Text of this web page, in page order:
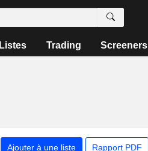
Listes Trading Screeners
Ajouter à une liste Rapport PDF